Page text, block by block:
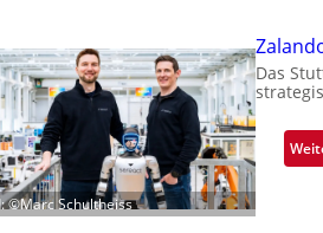
©Marc Schultheiss
Das